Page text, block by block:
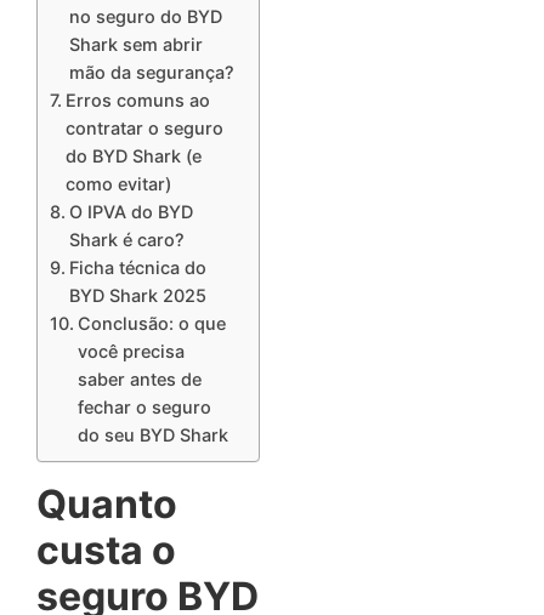
no seguro do BYD
Shark sem abrir
mão da segurança?
Erros comuns ao
contratar o seguro
do BYD Shark (e
como evitar)
O IPVA do BYD
Shark é caro?
Ficha técnica do
BYD Shark 2025
Conclusão: o que
você precisa
saber antes de
fechar o seguro
do seu BYD Shark
Quanto
custa o
seguro BYD